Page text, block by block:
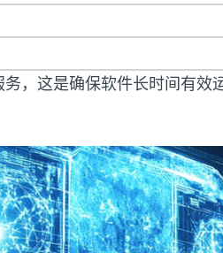
，这是确保软件长时间有